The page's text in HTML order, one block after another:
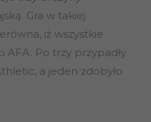
Gra w takiej
iż wszystkie
AFA. Po trzy przypadły
a jeden zdobyło